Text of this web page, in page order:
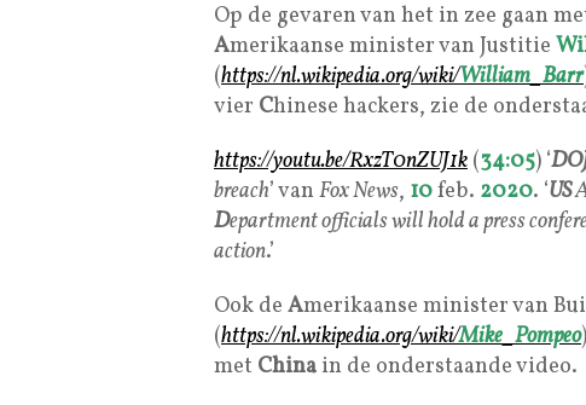
Op de gevaren van het in zee gaan
Amerikaanse minister van Justitie
(https://nl.wikipedia.org/wiki/William_Barr
vier Chinese hackers, zie de
https://youtu.be/RxzT0nZUJ1k (34:05) ‘
breach’ van Fox News, 10feb. 2020. ‘US
Department officials will hold a press
action.’
Ook de Amerikaanse minister van
(https://nl.wikipedia.org/wiki/Mike_Pompeo
met China in de onderstaande video.